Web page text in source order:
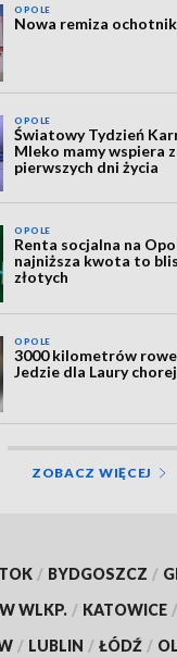
OPOLE
Nowa remiza
OPOLE
Światowy Tydzień
Mleko mamy wspiera
pierwszych dni życia
OPOLE
Renta socjalna na
najniższa kwota to
złotych
OPOLE
3000 kilometrów
Jedzie dla Laury
ZOBACZ WIĘCEJ
/ BYDGOSZCZ /
WLKP. / KATOWICE /
/ LUBLIN / ŁÓDŹ /